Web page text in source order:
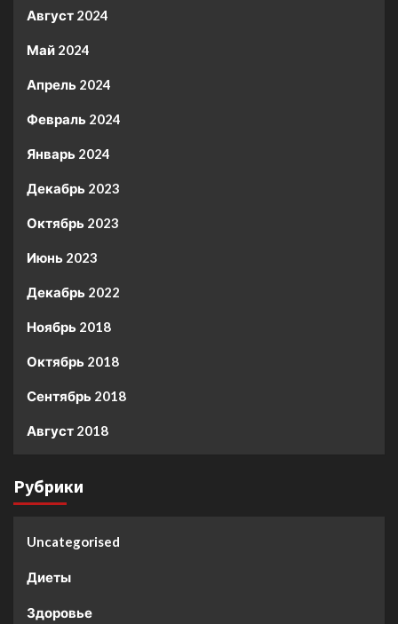
Август 2024
Май 2024
Апрель 2024
Февраль 2024
Январь 2024
Декабрь 2023
Октябрь 2023
Июнь 2023
Декабрь 2022
Ноябрь 2018
Октябрь 2018
Сентябрь 2018
Август 2018
Рубрики
Uncategorised
Диеты
Здоровье